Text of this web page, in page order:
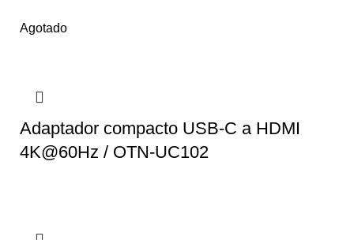
Agotado
Adaptador compacto USB-C a HDMI
4K@60Hz / OTN-UC102